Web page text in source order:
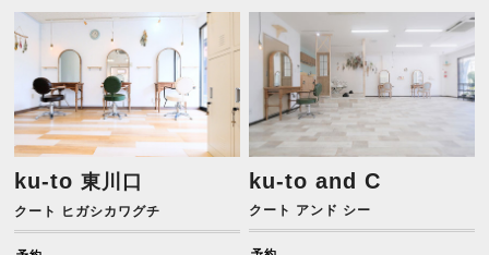
ku-to東川口
クート ヒガシカワグチ
ku-to and C
クート アンド シー